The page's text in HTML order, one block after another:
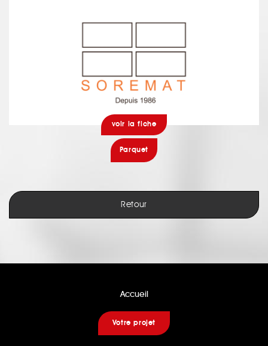
voir la fiche
Parquet
Retour
Accueil
Votre projet